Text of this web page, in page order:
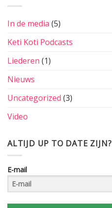
In de media (5)
Keti Koti Podcasts
Liederen (1)
Nieuws
Uncategorized (3)
Video
ALTIJD UP TO DATE ZIJN?
E-mail